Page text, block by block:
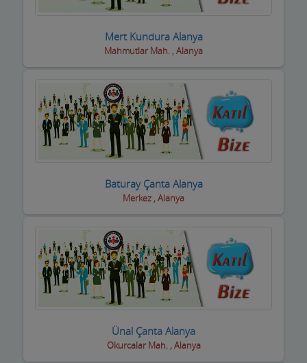
Kurs Eğitim Hizmetleri
Kuru Temizleme,Yıkama
Kuruyemiş ve Şekerleme Ürünleri
Kuyumcular
Maden Kömür Sanayi
Manavlar
Marketler ve Tekel Bayiler
Medikal Tıbbi Malzemeler
Mermerciler
Mimarlar / Mühendisler
Mobilya Mağazaları
Mert Kundura Alanya
Mahmutlar Mah. , Alanya
Baturay Çanta Alanya
Merkez , Alanya
Ünal Çanta Alanya
Okurcalar Mah. , Alanya